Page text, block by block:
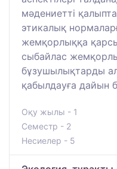
мәдениетті
этикалық
жемқорлыққа
сыбайлас
бұзушылықтарды
қабылдауға дайын
Оқу жылы - 1
Семестр - 2
Несиелер - 5